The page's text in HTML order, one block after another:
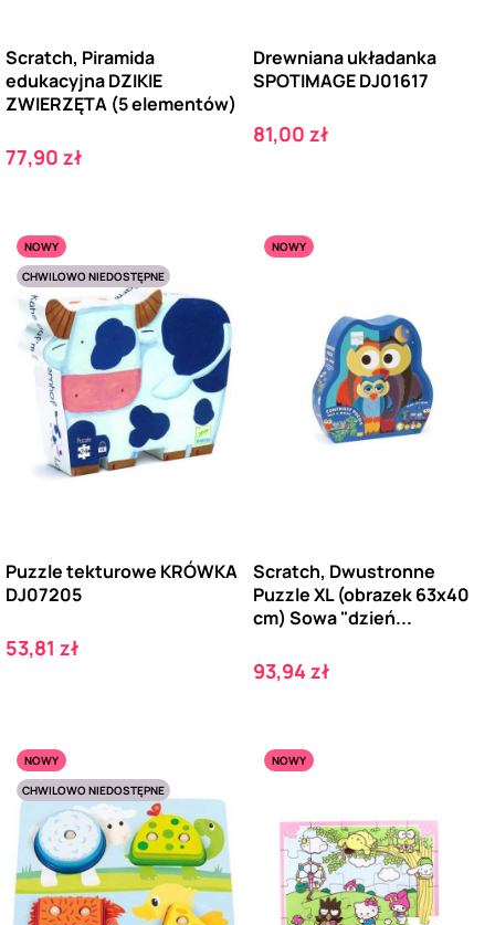
Scratch, Piramida
edukacyjna DZIKIE
ZWIERZĘTA (5 elementów)
Cena
77,90 zł
Drewniana układanka
SPOTIMAGE DJ01617
Cena
81,00 zł
NOWY
CHWILOWO NIEDOSTĘPNE
Puzzle tekturowe KRÓWKA
DJ07205
Cena
53,81 zł
NOWY
Scratch, Dwustronne
Puzzle XL (obrazek 63x40
cm) Sowa "dzień...
Cena
93,94 zł
NOWY
CHWILOWO NIEDOSTĘPNE
NOWY